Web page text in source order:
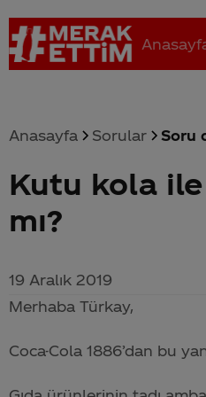
Coca-Cola nerenin malı?
Anasayfa Sorular Soru
Kutu kola
mı?
19 Aralık 2019
Merhaba Türkay,
Coca-Cola 1886’dan bu